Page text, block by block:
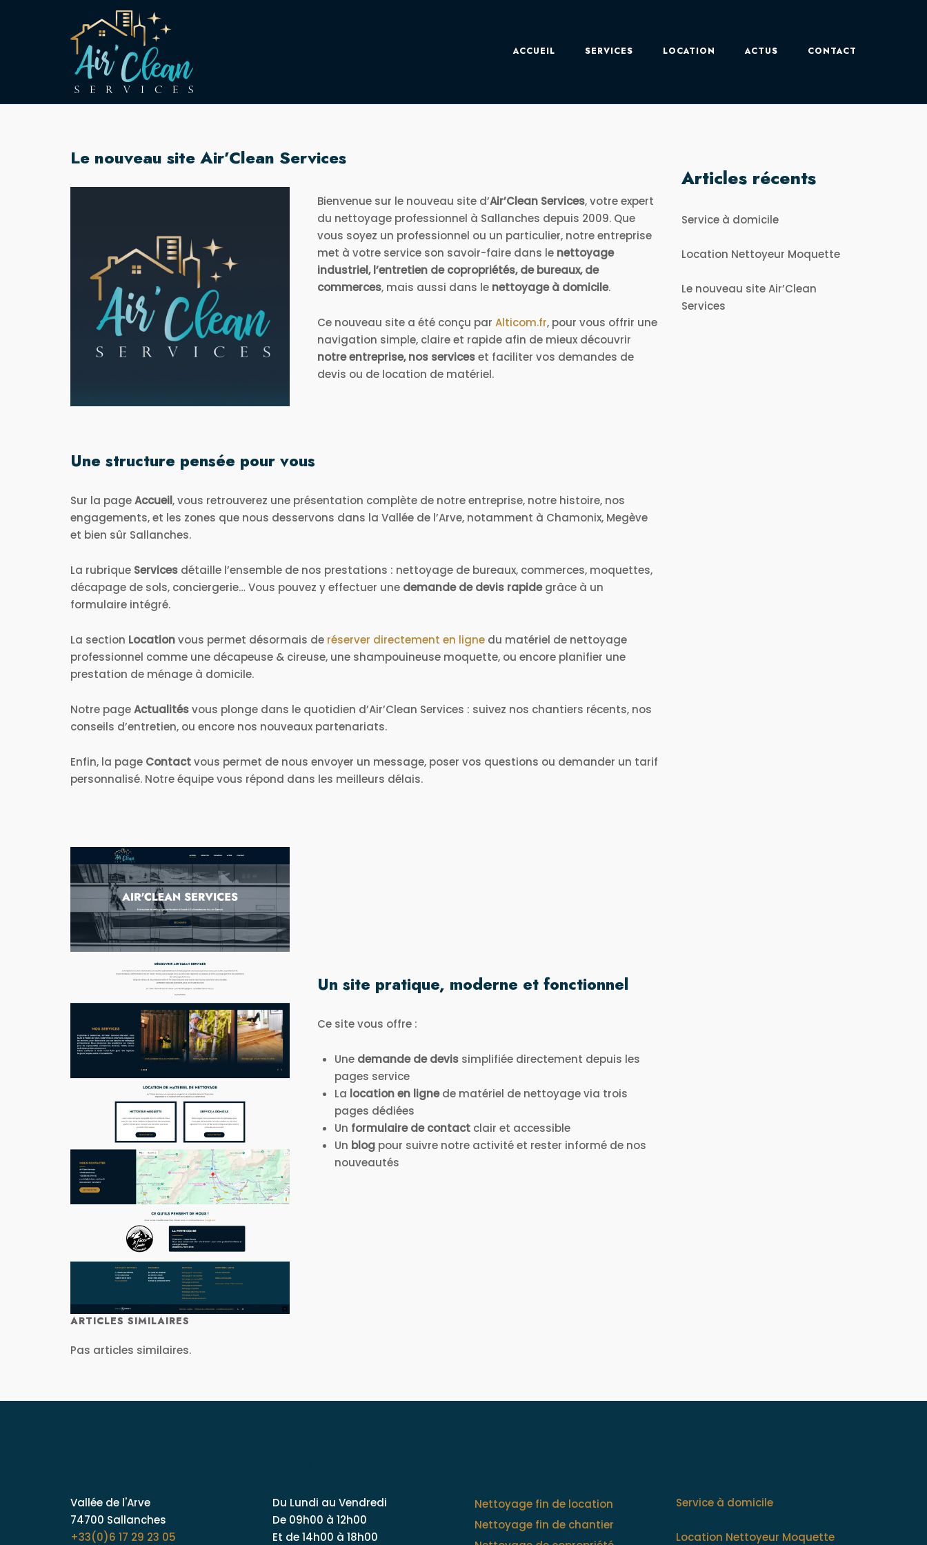
ACCUEIL SERVICES LOCATION ACTUS CONTACT
Le nouveau site Air’Clean Services
Bienvenue sur le nouveau site d’Air’Clean Services, votre expert
du nettoyage professionnel à Sallanches depuis 2009. Que
vous soyez un professionnel ou un particulier, notre entreprise
met à votre service son savoir-faire dans le nettoyage
industriel, l’entretien de copropriétés, de bureaux, de
commerces, mais aussi dans le nettoyage à domicile.
Ce nouveau site a été conçu par Alticom.fr, pour vous offrir une
navigation simple, claire et rapide afin de mieux découvrir
notre entreprise, nos serviceset faciliter vos demandes de
devis ou de location de matériel.
Une structure pensée pour vous
Sur la pageAccueil, vous retrouverez une présentation complète de notre entreprise, notre histoire, nos
engagements, et les zones que nous desservons dans la Vallée de l’Arve, notamment à Chamonix, Megève
et bien sûr Sallanches.
La rubrique Services détaille l’ensemble de nos prestations : nettoyage de bureaux, commerces, moquettes,
décapage de sols, conciergerie… Vous pouvez y effectuer une demande de devis rapidegrâce à un
formulaire intégré.
La section Locationvous permet désormais de réserver directement en ligne du matériel de nettoyage
professionnel comme une décapeuse & cireuse, une shampouineuse moquette, ou encore planifier une
prestation de ménage à domicile.
Notre pageActualitésvous plonge dans le quotidien d’Air’Clean Services : suivez nos chantiers récents, nos
conseils d’entretien, ou encore nos nouveaux partenariats.
Enfin, la page Contactvous permet de nous envoyer un message, poser vos questions ou demander un tarif
personnalisé. Notre équipe vous répond dans les meilleurs délais.
Un site pratique, moderne et fonctionnel
Ce site vous offre :
Une demande de devis simplifiée directement depuis les
pages service
La location en lignede matériel de nettoyage via trois
pages dédiées
Un formulaire de contact clair et accessible
Un blog pour suivre notre activité et rester informé de nos
nouveautés
ARTICLES SIMILAIRES
Pas articles similaires.
Articles récents
Service à domicile
Location Nettoyeur Moquette
Le nouveau site Air’Clean
Services
Vallée de l'Arve
74700 Sallanches
+33(0)6 17 29 23 05
Du Lundi au Vendredi
De 09h00 à 12h00
Et de 14h00 à 18h00
Nettoyage fin de location
Nettoyage fin de chantier
Service à domicile
Location Nettoyeur Moquette